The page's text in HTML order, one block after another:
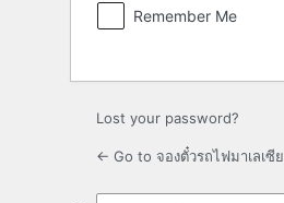
Remember Me
Lost your password?
← Go to จองตั๋วรถไฟมาเลเซีย